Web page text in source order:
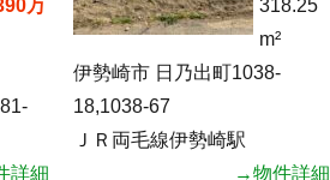
万
詳細
318.25
m²
伊勢崎市 日乃出町1038-
18,1038-67
ＪＲ両毛線伊勢崎駅
→物件詳細